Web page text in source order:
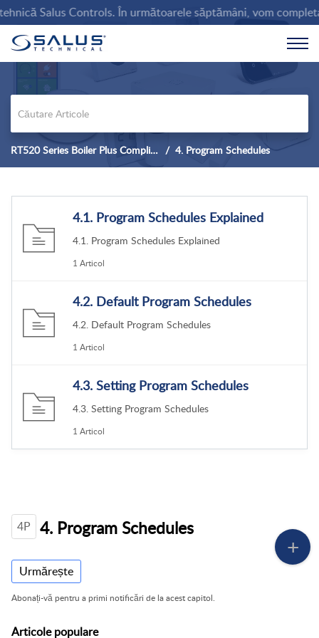
Salus Controls. În următoarele săptămâni, vom
RT520 Series Boiler Plus Compliant Thermostat 4. Program Schedules
4.1. Program Schedules Explained
4.1. Program Schedules Explained
1 Articol
4.2. Default Program Schedules
4.2. Default Program Schedules
1 Articol
4.3. Setting Program Schedules
4.3. Setting Program Schedules
1 Articol
4P 4. Program Schedules
Urmărește
Abonați-vă pentru a primi notificări de la acest capitol.
Articolepopulare